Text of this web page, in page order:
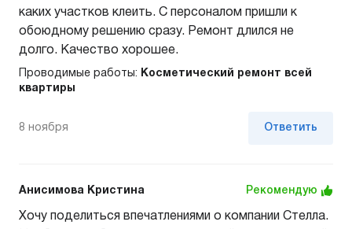
каких участков клеить. С персоналом пришли к
обоюдному решению сразу. Ремонт длился не
долго. Качество хорошее.
Проводимые работы:
Косметический ремонт всей
квартиры
8 ноября Ответить
Анисимова Кристина Рекомендую
Хочу поделиться впечатлениями о компании Стелла.